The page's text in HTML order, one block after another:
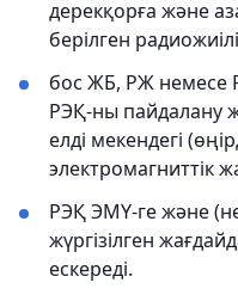
дерекқорға және
берілген
бос ЖБ, РЖ немесе
РЭҚ-ны пайдалану
елді мекендегі
электромагниттік
РЭҚ ЭМҮ-ге және
жүргізілген
ескереді.